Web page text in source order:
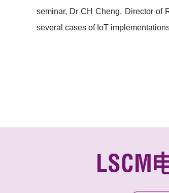
seminar, Dr CH Cheng, Director of
several cases of IoT
LSCM